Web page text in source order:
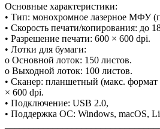
Основные характеристики:
• Тип: монохромное лазерное МФУ
• Скорость печати/копирования: до
• Разрешение печати: 600 × 600 dpi.
• Лотки для бумаги:
o Основной лоток: 150 листов.
o Выходной лоток: 100 листов.
• Сканер: планшетный (макс.
× 600 dpi.
• Подключение: USB 2.0,
• Поддержка ОС: Windows, macOS,